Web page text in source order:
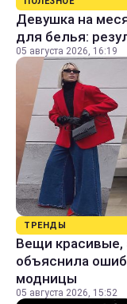
Девушка на
для белья:
05 августа 2026, 16:19
ТРЕНДЫ
Вещи красивые,
объяснила
модницы
05 августа 2026, 15:52